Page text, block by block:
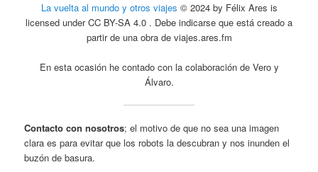
La vuelta al mundo y otros viajes © 2024 by Félix Ares is
licensed under CC BY-SA 4.0 . Debe indicarse que está creado a
partir de una obra de viajes.ares.fm
En esta ocasión he contado con la colaboración de Vero y
Álvaro.
Contacto con nosotros; el motivo de que no sea una imagen
clara es para evitar que los robots la descubran y nos inunden el
buzón de basura.